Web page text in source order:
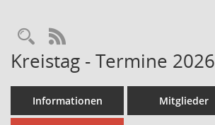
Rechercheauswahl
RSS-Feed
Kreistag - Termine 2026
Informationen Mitglieder